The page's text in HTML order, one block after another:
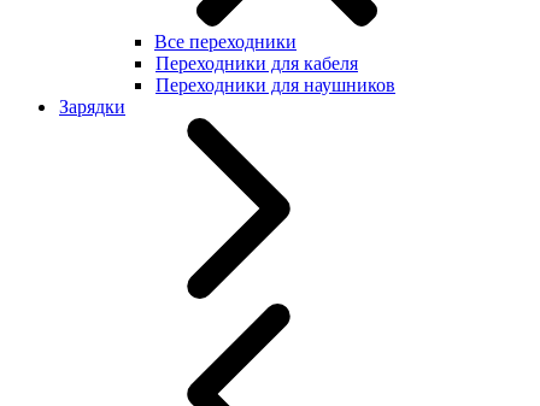
Все переходники
Переходники для кабеля
Переходники для наушников
Зарядки